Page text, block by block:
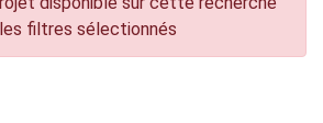
filtres sélectionnés